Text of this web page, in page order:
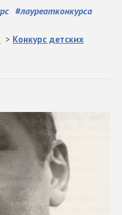
#лауреатконкурса
> Конкурс детских